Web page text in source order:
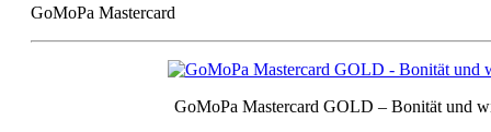
GoMoPa Mastercard
GoMoPa Mastercard GOLD – Bonität und